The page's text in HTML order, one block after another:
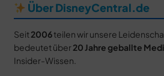
Über DisneyCentral.de
Seit 2006teilen wir unsere
bedeutet über 20 Jahre geballte
Insider-Wissen.